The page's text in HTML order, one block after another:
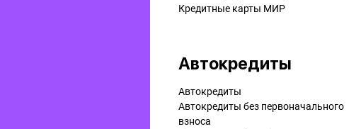
Кредитные карты МИР
Автокредиты
Автокредиты
Автокредиты без первоначального
взноса